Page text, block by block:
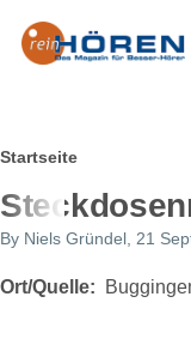
Pfadnavigation
Startseite
By Niels Gründel , 21
Ort/Quelle